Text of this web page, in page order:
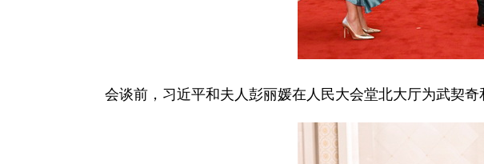
会谈前，习近平和夫人彭丽媛在人民大会堂北大厅为武契奇